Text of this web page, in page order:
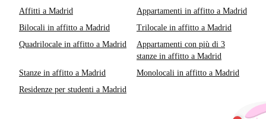
Affitti a Madrid
Appartamenti in affitto a Madrid
Bilocali in affitto a Madrid
Trilocale in affitto a Madrid
Quadrilocale in affitto a Madrid
Appartamenti con più di 3
stanze in affitto a Madrid
Stanze in affitto a Madrid
Monolocali in affitto a Madrid
Residenze per studenti a Madrid